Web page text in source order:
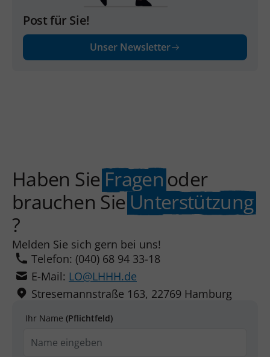
Post für Sie!
Unser Newsletter
Haben Sie Fragenoder
brauchen Sie Unterstützung
?
Melden Sie sich gern bei uns!
Telefon: (040) 68 94 33-18
E-Mail: LO@LHHH.de
Stresemannstraße 163, 22769 Hamburg
Ihr Name (Pflichtfeld)